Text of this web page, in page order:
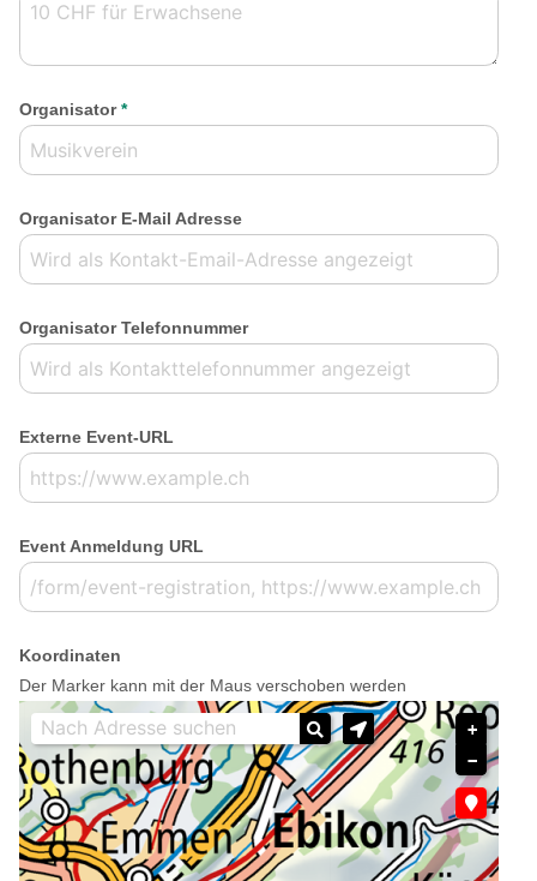
Organisator *
Organisator E-Mail Adresse
Organisator Telefonnummer
Externe Event-URL
Event Anmeldung URL
Koordinaten
Der Marker kann mit der Maus verschoben werden
+
−